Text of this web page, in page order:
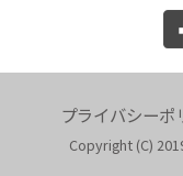
プライバシーポ
Copyright (C)